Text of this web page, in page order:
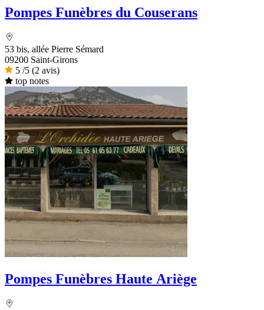
Pompes Funèbres du Couserans
53 bis, allée Pierre Sémard
09200 Saint-Girons
5 /5 (2 avis)
top notes
Pompes Funèbres Haute Ariège